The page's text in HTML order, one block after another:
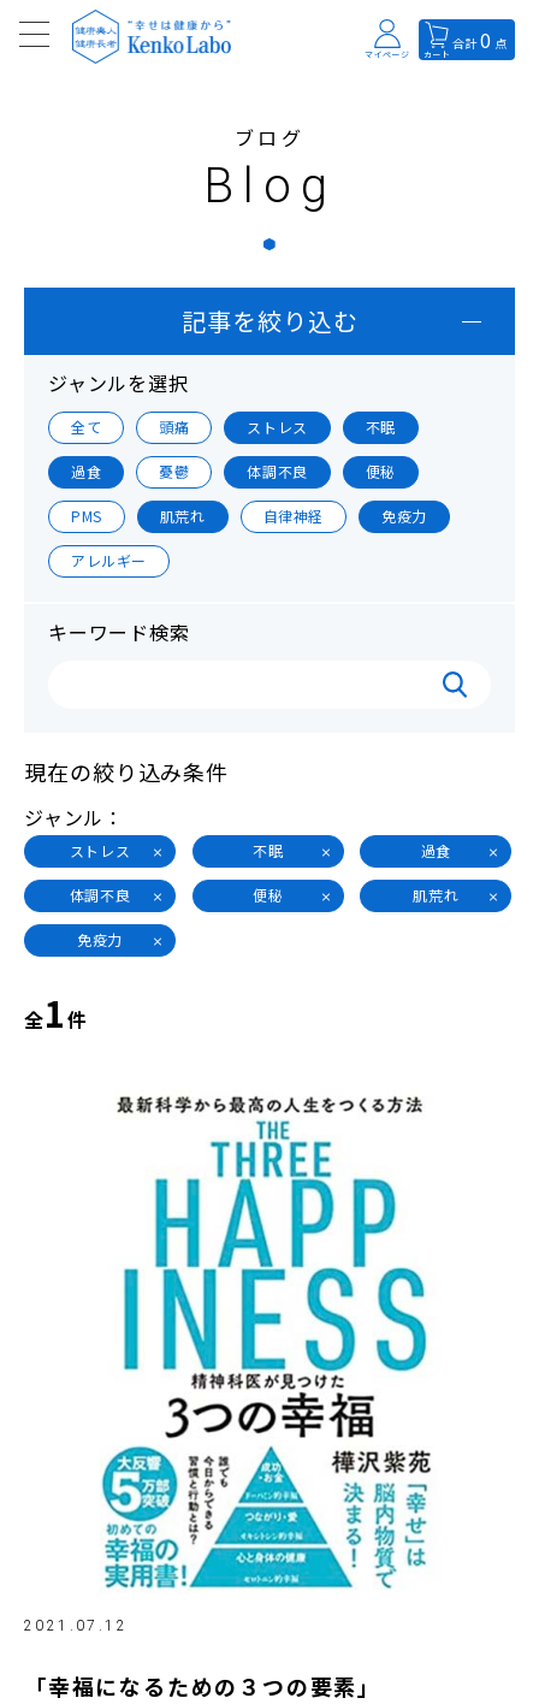
マイページ カート
合計0 点
ブログ
Blog
記事を絞り込む
ジャンルを選択
全て 頭痛 ストレス 不眠
過食 憂鬱 体調不良 便秘
PMS 肌荒れ 自律神経 免疫力
アレルギー
キーワード検索
現在の絞り込み条件
ジャンル
ストレス 不眠 過食
体調不良 便秘 肌荒れ
免疫力
全1件
2021.07.12
「幸福になるための３つの要素」